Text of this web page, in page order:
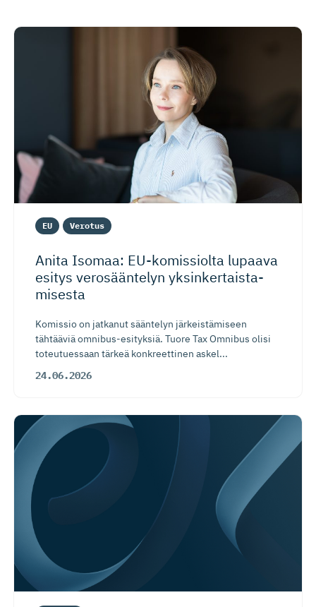
EU Verotus
Anita Isomaa: EU-komissiolta lupaava
esitys verosääntelyn yksinkertais­ta­
misesta
Komissio on jatkanut sääntelyn järkeistämiseen
tähtääviä omnibus-esityksiä. Tuore Tax Omnibus olisi
toteutuessaan tärkeä konkreettinen askel...
24.06.2026